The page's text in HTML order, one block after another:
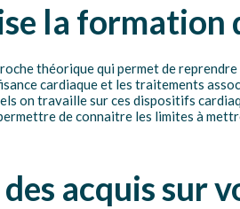
la formation
théorique qui permet de
cardiaque et les traitements
on travaille sur ces dispositifs
de connaitre les limites à
acquis sur